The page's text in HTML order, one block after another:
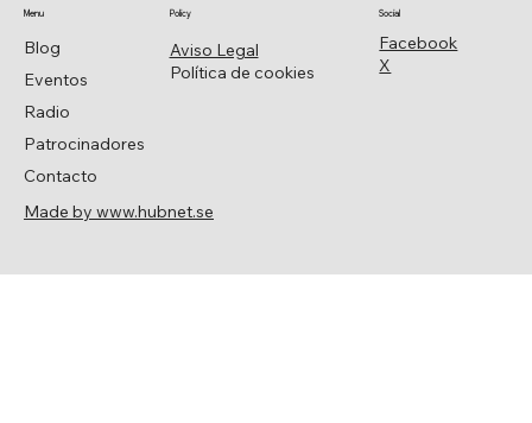
Facebook
X
Social
Aviso Legal
Política de cookies
Policy
Blog
Eventos
Radio
Patrocinadores
Contacto
Menu
Made by www.hubnet.se